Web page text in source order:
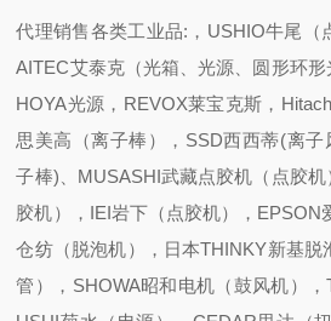
代理销售各类工业品:，USHIO牛尾（
AITEC艾泰克（光箱、光源、圆形环形
HOYA光源，REVOX莱宝克斯，
思美高（离子棒），SSD西西蒂(离
子棒)、MUSASHI武藏点胶机（点胶
胶机），IEI岩下（点胶机），EPSON
仓纺（脱泡机），日本THINKY新基脱
管），SHOWA昭和电机（鼓风机）